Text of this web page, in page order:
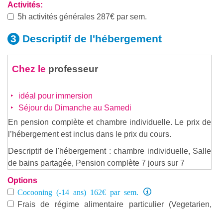
Activités:
5h activités générales 287€ par sem.
Descriptif de l'hébergement
Chez le professeur
idéal pour immersion
Séjour du Dimanche au Samedi
En pension complète et chambre individuelle. Le prix de
l’hébergement est inclus dans le prix du cours.
Descriptif de l'hébergement : chambre individuelle, Salle
de bains partagée, Pension complète 7 jours sur 7
Options
Cocooning (-14 ans) 162€ par sem.
Frais de régime alimentaire particulier (Vegetarien,